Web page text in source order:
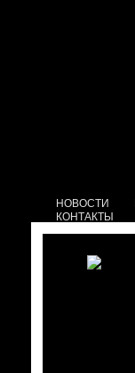
НОВОСТИ
КОНТАКТЫ